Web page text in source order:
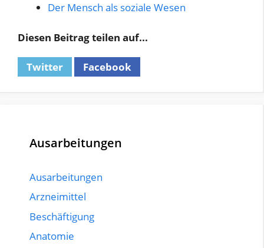
Der Mensch als soziale Wesen
Diesen Beitrag teilen auf...
Twitter Facebook
Ausarbeitungen
Ausarbeitungen
Arzneimittel
Beschäftigung
Anatomie